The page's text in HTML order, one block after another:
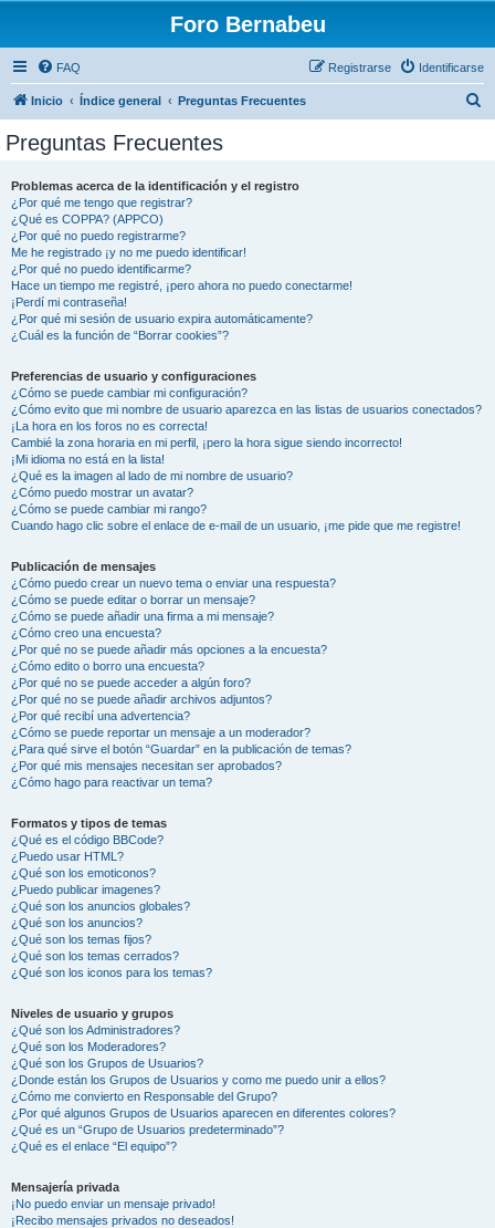
Foro Bernabeu
FAQ Identificarse
Registrarse
Inicio Índice general Preguntas Frecuentes
Preguntas Frecuentes
Problemas acerca de la identificación y el registro
¿Por qué me tengo que registrar?
¿Qué es COPPA? (APPCO)
¿Por qué no puedo registrarme?
Me he registrado ¡y no me puedo identificar!
¿Por qué no puedo identificarme?
Hace un tiempo me registré, ¡pero ahora no puedo conectarme!
¡Perdí mi contraseña!
¿Por qué mi sesión de usuario expira automáticamente?
¿Cuál es la función de “Borrar cookies”?
Preferencias de usuario y configuraciones
¿Cómo se puede cambiar mi configuración?
¿Cómo evito que mi nombre de usuario aparezca en las listas de usuarios conectados?
¡La hora en los foros no es correcta!
Cambié la zona horaria en mi perfil, ¡pero la hora sigue siendo incorrecto!
¡Mi idioma no está en la lista!
¿Qué es la imagen al lado de mi nombre de usuario?
¿Cómo puedo mostrar un avatar?
¿Cómo se puede cambiar mi rango?
Cuando hago clic sobre el enlace de e-mail de un usuario, ¡me pide que me registre!
Publicación de mensajes
¿Cómo puedo crear un nuevo tema o enviar una respuesta?
¿Cómo se puede editar o borrar un mensaje?
¿Cómo se puede añadir una firma a mi mensaje?
¿Cómo creo una encuesta?
¿Por qué no se puede añadir más opciones a la encuesta?
¿Cómo edito o borro una encuesta?
¿Por qué no se puede acceder a algún foro?
¿Por qué no se puede añadir archivos adjuntos?
¿Por qué recibí una advertencia?
¿Cómo se puede reportar un mensaje a un moderador?
¿Para qué sirve el botón “Guardar” en la publicación de temas?
¿Por qué mis mensajes necesitan ser aprobados?
¿Cómo hago para reactivar un tema?
Formatos y tipos de temas
¿Qué es el código BBCode?
¿Puedo usar HTML?
¿Qué son los emoticonos?
¿Puedo publicar imagenes?
¿Qué son los anuncios globales?
¿Qué son los anuncios?
¿Qué son los temas fijos?
¿Qué son los temas cerrados?
¿Qué son los iconos para los temas?
Niveles de usuario y grupos
¿Qué son los Administradores?
¿Qué son los Moderadores?
¿Qué son los Grupos de Usuarios?
¿Donde están los Grupos de Usuarios y como me puedo unir a ellos?
¿Cómo me convierto en Responsable del Grupo?
¿Por qué algunos Grupos de Usuarios aparecen en diferentes colores?
¿Qué es un “Grupo de Usuarios predeterminado”?
¿Qué es el enlace “El equipo”?
Mensajería privada
¡No puedo enviar un mensaje privado!
¡Recibo mensajes privados no deseados!